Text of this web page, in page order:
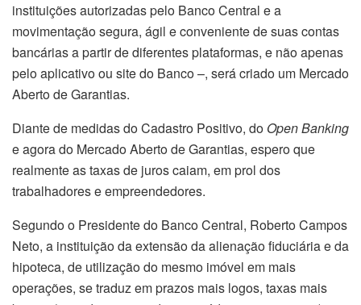
instituições autorizadas pelo Banco Central e a
movimentação segura, ágil e conveniente de suas contas
bancárias a partir de diferentes plataformas, e não apenas
pelo aplicativo ou site do Banco –, será criado um Mercado
Aberto de Garantias.
Diante de medidas do Cadastro Positivo, do Open Banking
e agora do Mercado Aberto de Garantias, espero que
realmente as taxas de juros caiam, em prol dos
trabalhadores e empreendedores.
Segundo o Presidente do Banco Central, Roberto Campos
Neto, a instituição da extensão da alienação fiduciária e da
hipoteca, de utilização do mesmo imóvel em mais
operações, se traduz em prazos mais logos, taxas mais